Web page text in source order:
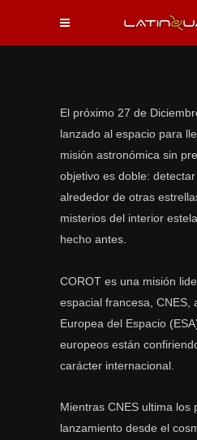
El próximo 27 de
lanzado al espacio para
misión astronómica sin
objetivo es doble:
alrededor de otras
misterios del interior
hecho antes.
COROT es una misión
espacial francesa, CNES,
Europea del Espacio
europeos están
carácter internacional.
Mientras CNES ultima los
lanzamiento desde el